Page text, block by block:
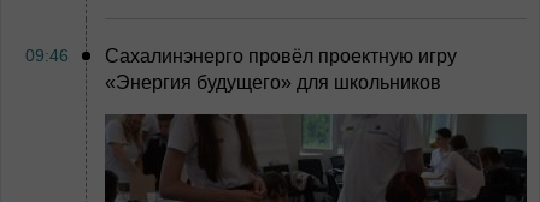
09:46
Сахалинэнерго провёл проектную игру
«Энергия будущего» для школьников